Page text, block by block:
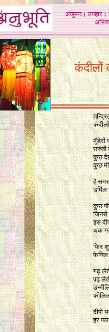
अंजुमन।उपहार।
कंदीलों
मुँडेरों
छज्जों
कुछ
कुछ
है
उर्मिल
कुछ
जिनसे
इस
थक
फ़िर
गढ़
पढ़
दीपो
हर पल